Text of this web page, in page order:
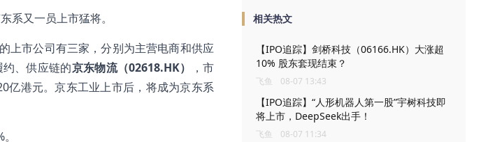
系又一员上市猛将。
上市公司有三家，分别为主营电商和供应
、供应链的京东物流（02618.HK）
，市
亿港元。京东工业上市后，将成为京东系
相关热文
【IPO追踪】剑桥科技（06166.HK）大涨超
10% 股东套现结束？
飞鱼 08-07 13:43
【IPO追踪】“人形机器人第一股”宇树科技即
将上市，DeepSeek出手！
飞鱼 08-07 11:34